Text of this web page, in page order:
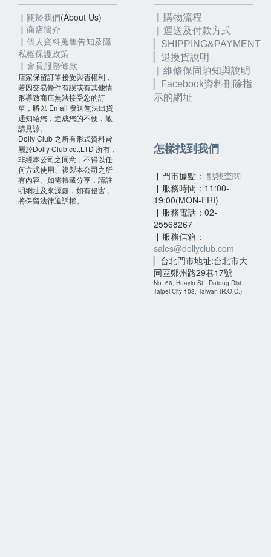
▏關於我們(About Us)
▏ 商店簡介
▏個人資料蒐集告知及隱
私權保護政策
▏會員服務條款
店家保留訂單接受與否權利，
若因交易條件有誤或有其他情
形導致商店無法接受您的訂
單，將以 Email 發送無法出貨
通知給您，造成您的不便，敬
請見諒。
Dolly Club 之所有形式資料皆
屬於Dolly Club co.,LTD 所有，
非經本公司之同意，不得以任
何方式使用、複製本公司之所
有內容。如需轉載分享，請註
明網址及來源處，如有侵害，
將保留法律追訴權。
▏購物流程
▏運送及付款方式
▏SHIPPING&PAYMENT
▏退換貨說明
▏維修保固須知與說明
Facebook資料刪除指
示的網址
怎樣找到我們
▏門市據點： 點我查閱
▏服務時間：11:00-
19:00(MON-FRI)
▏服務電話：02-
25568267
▏服務信箱：
sales@dollyclub.com
▏台北門市地址:台北市大
同區鄭州路29巷17號
No. 66, Huayin St., Datong Dist.,
Taipei City 103, Taiwan (R.O.C.)